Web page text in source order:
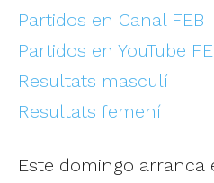
Partidos en Canal FEB
Partidos en YouTube
Resultats masculí
Resultats femení
Este domingo arranca